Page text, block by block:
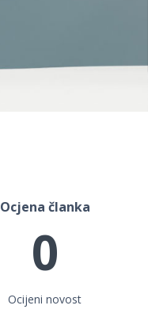
Ocjena članka
0
Ocijeni novost